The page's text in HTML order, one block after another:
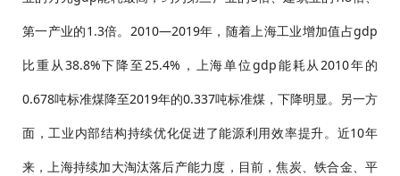
第一产业的1.3倍。2010—2019年，随着上海工业增加值占gdp
比重从38.8%下降至25.4%，上海单位gdp能耗从2010年的
0.678吨标准煤降至2019年的0.337吨标准煤，下降明显。另一方
面，工业内部结构持续优化促进了能源利用效率提升。近10年
来，上海持续加大淘汰落后产能力度，目前，焦炭、铁合金、平